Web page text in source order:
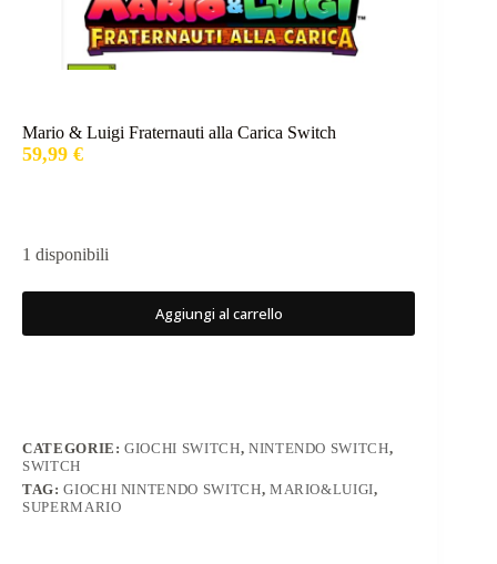
Mario & Luigi Fraternauti alla Carica Switch
59,99 €
1 disponibili
Aggiungi al carrello
CATEGORIE:GIOCHI SWITCH, NINTENDO SWITCH,
SWITCH
TAG:GIOCHI NINTENDO SWITCH, MARIO&LUIGI,
SUPERMARIO